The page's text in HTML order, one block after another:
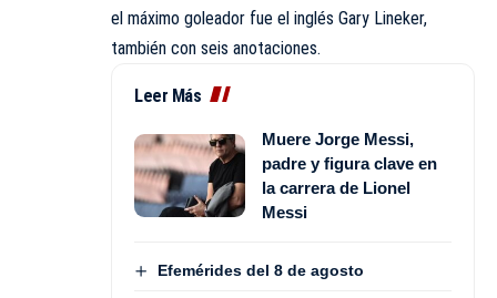
el máximo goleador fue el inglés Gary Lineker,
también con seis anotaciones.
Leer Más
Muere Jorge Messi,
padre y figura clave en
la carrera de Lionel
Messi
Efemérides del 8 de agosto